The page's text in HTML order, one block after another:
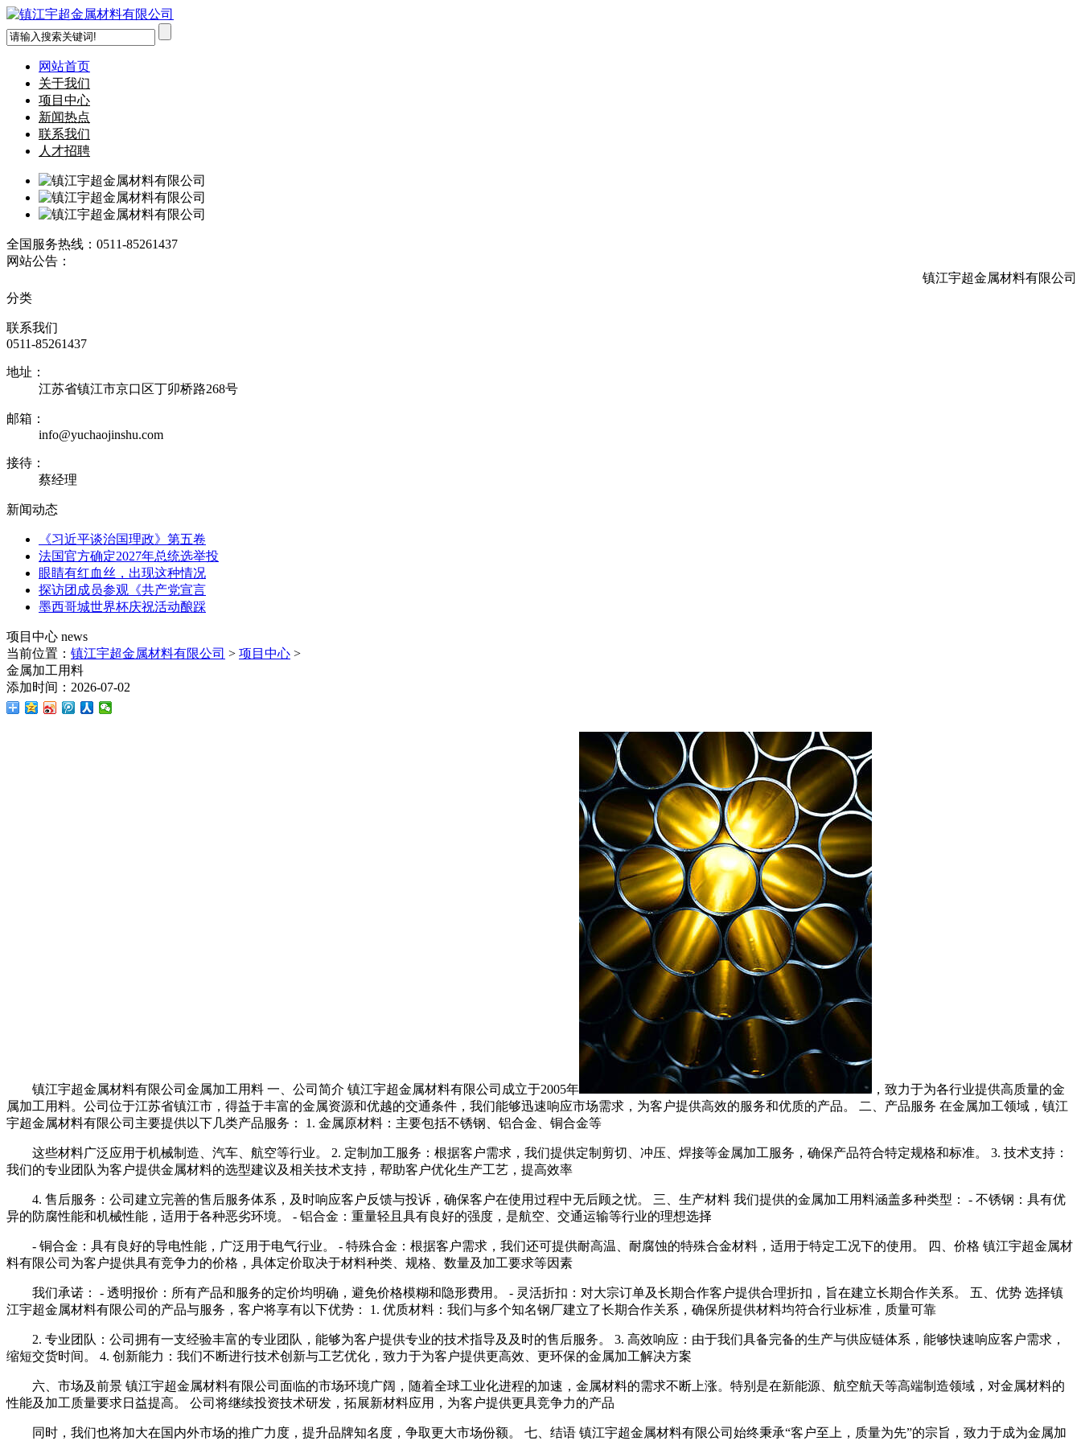
网站首页
关于我们
项目中心
新闻热点
联系我们
人才招聘
全国服务热线： 0511-85261437
网站公告：
镇江宇超金属材料有限公司
分类
联系我们
0511-85261437
地址：
江苏省镇江市京口区丁卯桥路268号
邮箱：
info@yuchaojinshu.com
接待：
蔡经理
新闻动态
《习近平谈治国理政》第五卷
法国官方确定2027年总统选举投
眼睛有红血丝，出现这种情况
探访团成员参观《共产党宣言
墨西哥城世界杯庆祝活动酿踩
项目中心 news
当前位置： 镇江宇超金属材料有限公司 > 项目中心 >
金属加工用料
添加时间：2026-07-02
镇江宇超金属材料有限公司金属加工用料 一、公司简介 镇江宇超金属材料有限公司成立于2005年
，致力于为各行业提供高质量的金
属加工用料。公司位于江苏省镇江市，得益于丰富的金属资源和优越的交通条件，我们能够迅速响应市场需求，为客户提供高效的服务和优质的产品。 二、产品服务 在金属加工领域，镇江
宇超金属材料有限公司主要提供以下几类产品服务： 1. 金属原材料：主要包括不锈钢、铝合金、铜合金等
这些材料广泛应用于机械制造、汽车、航空等行业。 2. 定制加工服务：根据客户需求，我们提供定制剪切、冲压、焊接等金属加工服务，确保产品符合特定规格和标准。 3. 技术支持：
我们的专业团队为客户提供金属材料的选型建议及相关技术支持，帮助客户优化生产工艺，提高效率
4. 售后服务：公司建立完善的售后服务体系，及时响应客户反馈与投诉，确保客户在使用过程中无后顾之忧。 三、生产材料 我们提供的金属加工用料涵盖多种类型： - 不锈钢：具有优
异的防腐性能和机械性能，适用于各种恶劣环境。 - 铝合金：重量轻且具有良好的强度，是航空、交通运输等行业的理想选择
- 铜合金：具有良好的导电性能，广泛用于电气行业。 - 特殊合金：根据客户需求，我们还可提供耐高温、耐腐蚀的特殊合金材料，适用于特定工况下的使用。 四、价格 镇江宇超金属材
料有限公司为客户提供具有竞争力的价格，具体定价取决于材料种类、规格、数量及加工要求等因素
我们承诺： - 透明报价：所有产品和服务的定价均明确，避免价格模糊和隐形费用。 - 灵活折扣：对大宗订单及长期合作客户提供合理折扣，旨在建立长期合作关系。 五、优势 选择镇
江宇超金属材料有限公司的产品与服务，客户将享有以下优势： 1. 优质材料：我们与多个知名钢厂建立了长期合作关系，确保所提供材料均符合行业标准，质量可靠
2. 专业团队：公司拥有一支经验丰富的专业团队，能够为客户提供专业的技术指导及及时的售后服务。 3. 高效响应：由于我们具备完备的生产与供应链体系，能够快速响应客户需求，
缩短交货时间。 4. 创新能力：我们不断进行技术创新与工艺优化，致力于为客户提供更高效、更环保的金属加工解决方案
六、市场及前景 镇江宇超金属材料有限公司面临的市场环境广阔，随着全球工业化进程的加速，金属材料的需求不断上涨。特别是在新能源、航空航天等高端制造领域，对金属材料的
性能及加工质量要求日益提高。 公司将继续投资技术研发，拓展新材料应用，为客户提供更具竞争力的产品
同时，我们也将加大在国内外市场的推广力度，提升品牌知名度，争取更大市场份额。 七、结语 镇江宇超金属材料有限公司始终秉承“客户至上，质量为先”的宗旨，致力于成为金属加